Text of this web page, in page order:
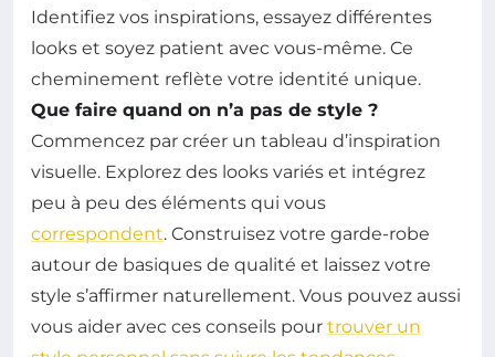
Identifiez vos inspirations, essayez différentes
looks et soyez patient avec vous-même. Ce
cheminement reflète votre identité unique.
Que faire quand on n’a pas de style ?
Commencez par créer un tableau d’inspiration
visuelle. Explorez des looks variés et intégrez
peu à peu des éléments qui vous
correspondent. Construisez votre garde-robe
autour de basiques de qualité et laissez votre
style s’affirmer naturellement. Vous pouvez aussi
vous aider avec ces conseils pour trouver un